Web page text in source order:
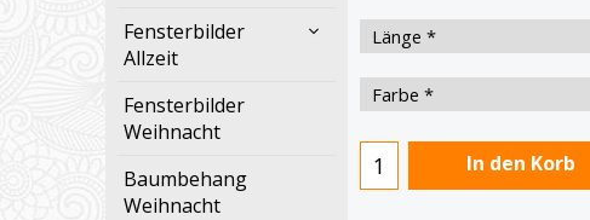
Fensterbilder
Allzeit
Fensterbilder
Weihnacht
Baumbehang
Weihnacht
In den Korb